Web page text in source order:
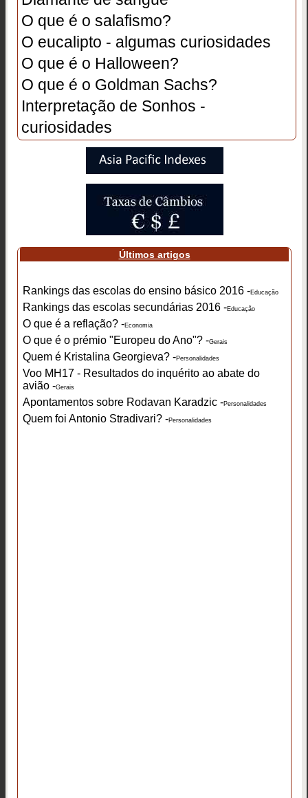
O que é o salafismo?
O eucalipto - algumas curiosidades
O que é o Halloween?
O que é o Goldman Sachs?
Interpretação de Sonhos -
curiosidades
Últimos artigos
Rankings das escolas do ensino básico 2016 -Educação
Rankings das escolas secundárias 2016 -Educação
O que é a reflação? -Economia
O que é o prémio "Europeu do Ano"? -Gerais
Quem é Kristalina Georgieva? -Personalidades
Voo MH17 - Resultados do inquérito ao abate do
avião -Gerais
Apontamentos sobre Rodavan Karadzic -Personalidades
Quem foi Antonio Stradivari? -Personalidades